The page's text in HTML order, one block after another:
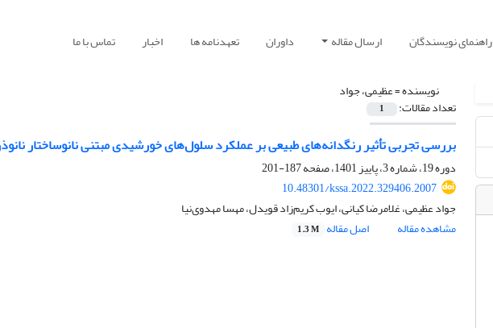
راهنمای نویسندگان ارسال مقاله داوران تعهدنامه ها اخبار تماس با ما
نویسنده =عظیمی، جواد
تعداد مقالات: 1
بررسی تجربی تأثیر رنگدانه‌های طبیعی بر عملکرد سلول‌های خورشیدی مبتنی نانوساختار
دوره 19، شماره 3، پاییز 1401، صفحه
187-201
10.48301/kssa.2022.329406.2007
جواد عظیمی، غلامرضا کیانی، ایوب کریم‌زاد قویدل، مهسا مهدوی‌نیا
مشاهده مقاله
اصل مقاله 1.3 M